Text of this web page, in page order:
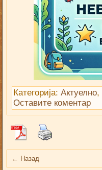
Категорија: Актуелно,
Оставите коментар
← Назад